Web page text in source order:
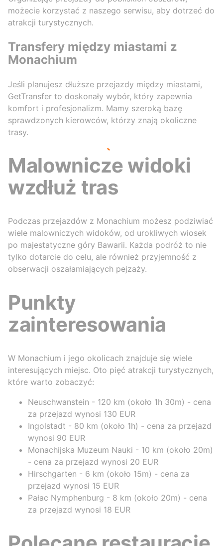
możecie korzystać z naszego serwisu, aby dotrzeć do
atrakcji turystycznych.
Transfery między miastami z
Monachium
Jeśli planujesz dłuższe przejazdy między miastami,
GetTransfer to doskonały wybór, który zapewnia
komfort i profesjonalizm. Mamy szeroką bazę
sprawdzonych kierowców, którzy znają okoliczne
trasy.
Malownicze widoki
wzdłuż tras
Podczas przejazdów z Monachium możesz podziwiać
wiele malowniczych widoków, od urokliwych wiosek
po majestatyczne góry Bawarii. Każda podróż to nie
tylko dotarcie do celu, ale również przyjemność z
obserwacji oszałamiających pejzaży.
Punkty
zainteresowania
W Monachium i jego okolicach znajduje się wiele
interesujących miejsc. Oto pięć atrakcji turystycznych,
które warto zobaczyć:
Neuschwanstein - 120 km (około 1h 30m) - cena
za przejazd wynosi 130 EUR
Ingolstadt - 80 km (około 1h) - cena za przejazd
wynosi 90 EUR
Monachijska Muzeum Nauki - 10 km (około 20m)
- cena za przejazd wynosi 20 EUR
Hirschgarten - 6 km (około 15m) - cena za
przejazd wynosi 15 EUR
Pałac Nymphenburg - 8 km (około 20m) - cena
za przejazd wynosi 18 EUR